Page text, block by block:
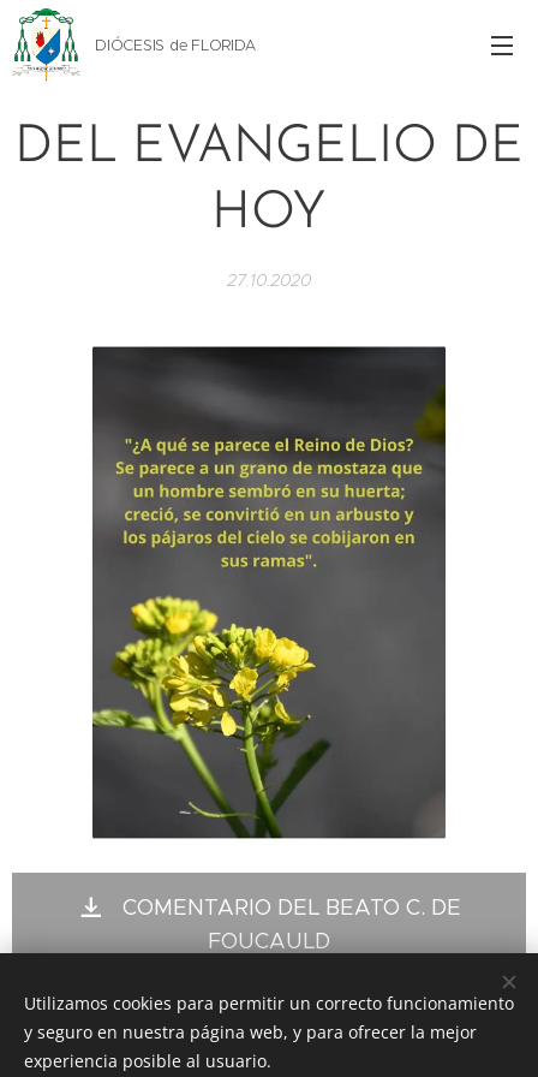
DIÓCESIS de FLORIDA
DEL EVANGELIO DE
HOY
27.10.2020
COMENTARIO DEL BEATO C. DE
FOUCAULD
Share
Utilizamos cookies para permitir un correcto funcionamiento
y seguro en nuestra página web, y para ofrecer la mejor
experiencia posible al usuario.